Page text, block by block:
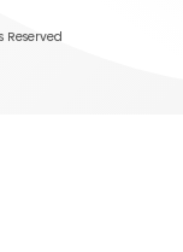
Reserved